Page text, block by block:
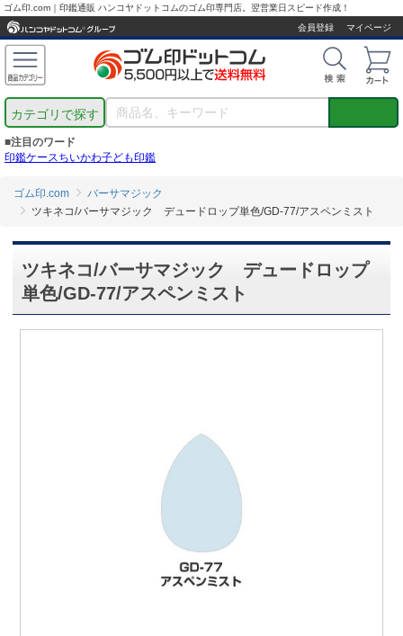
ゴム印.com｜印鑑通販 ハンコヤドットコムのゴム印専門店。翌営業日スピード作成！
会員登録
マイページ
カテゴリで探す
■注目のワード
印鑑ケースちいかわ子ども印鑑
ゴム印.com
バーサマジック
ツキネコ/バーサマジック デュードロップ単色/GD-77/アスペンミスト
ツキネコ/バーサマジック デュードロップ
単色/GD-77/アスペンミスト